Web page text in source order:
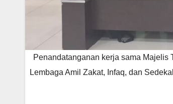
Penandatanganan kerja sama
Lembaga Amil Zakat, Infaq, dan